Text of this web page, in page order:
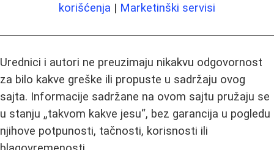
korišćenja | Marketinški servisi
Urednici i autori ne preuzimaju nikakvu odgovornost
za bilo kakve greške ili propuste u sadržaju ovog
sajta. Informacije sadržane na ovom sajtu pružaju se
u stanju „takvom kakve jesu“, bez garancija u pogledu
njihove potpunosti, tačnosti, korisnosti ili